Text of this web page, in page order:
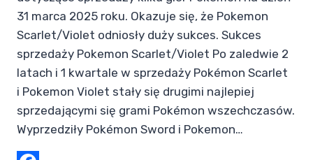
31 marca 2025 roku. Okazuje się, że Pokemon
Scarlet/Violet odniosły duży sukces. Sukces
sprzedaży Pokemon Scarlet/Violet Po zaledwie 2
latach i 1 kwartale w sprzedaży Pokémon Scarlet
i Pokemon Violet stały się drugimi najlepiej
sprzedającymi się grami Pokémon wszechczasów.
Wyprzedziły Pokémon Sword i Pokemon…